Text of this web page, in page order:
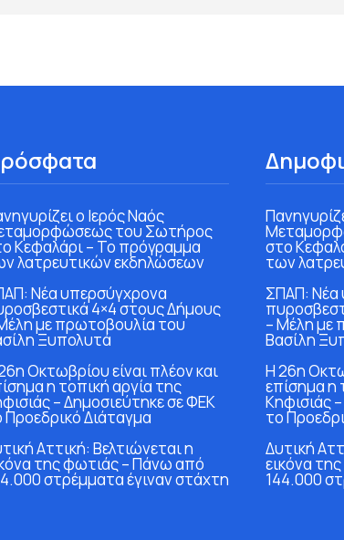
ο Ιερός Ναός
του Σωτήρος
Κεφαλάρι – Το πρόγραμμα
λατρευτικών εκδηλώσεων
Νέα υπερσύγχρονα
4×4 στους Δήμους
με πρωτοβουλία του
Ξυπολυτά
Οκτωβρίου είναι πλέον και
η τοπική αργία της
– Δημοσιεύτηκε σε ΦΕΚ
Προεδρικό Διάταγμα
Αττική: Βελτιώνεται η
της φωτιάς – Πάνω από
στρέμματα έγιναν στάχτη
στο
των
ΣΠΑΠ: Νέα
– Μέλη με
Βασίλη
Η 26η
επίσημα η
Κηφισιάς
το
Δυτική
εικόνα
144.000